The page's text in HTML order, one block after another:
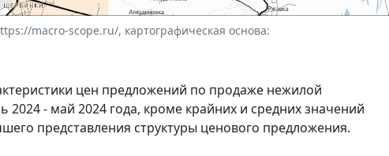
macro-scope.ru/, картографическая основа:
цен предложений по продаже нежилой
- май 2024 года, кроме крайних и средних значений
представления структуры ценового предложения.